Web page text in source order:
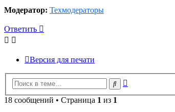
Модератор: Техмодераторы
Ответить
Версия для печати
Поиск
18 сообщений • Страница 1 из 1